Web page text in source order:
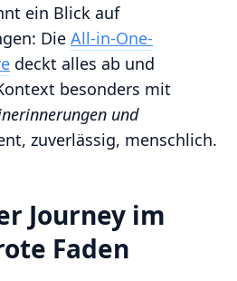
ein Blick auf
Die All-in-One-
deckt alles ab und
besonders mit
und
zuverlässig, menschlich.
Journey im
Faden